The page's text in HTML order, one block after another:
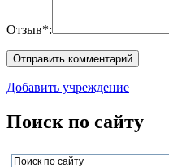
Отзыв*:
Добавить учреждение
Поиск по сайту